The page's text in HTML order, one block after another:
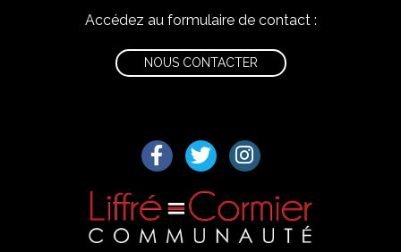
Accédez au formulaire de contact :
NOUS CONTACTER
Lien vers le compte Facebook
Lien vers le compte Twitter
Lien vers le compte